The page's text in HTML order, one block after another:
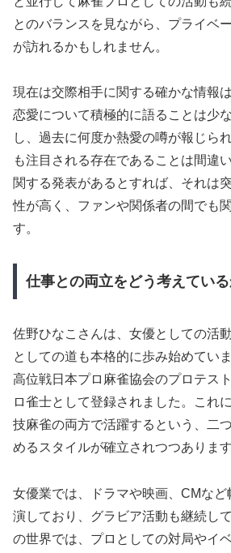
とのバランスを見ながら、プライベ
が訪れるかもしれません。
現在は交際相手に関する確かな情報
恋愛について積極的に語ることは少
し、過去に何度か熱愛の噂が報じら
も注目される存在であることは間違
関する発表があるとすれば、それは
性が高く、ファンや関係者の間でも
す。
仕事との両立をどう考えてい
佐野ひなこさんは、女優としての活
としての道も本格的に歩み始めてい
高位戦日本プロ麻雀協会のプロテス
ロ雀士として登録されました。これ
技麻雀の両方で活躍するという、二
めるスタイルが確立されつつあります
女優業では、ドラマや映画、CMなど
演しており、グラビア活動も継続し
の世界では、プロとしての対局やイ